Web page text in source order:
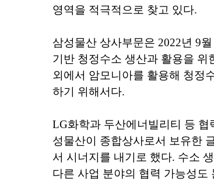
영역을 적극적으로 찾고 있다.
삼성물산 상사부문은 2022년 9
기반 청정수소 생산과 활용을 위
외에서 암모니아를 활용해 청정
하기 위해서다.
LG화학과 두산에너빌리티 등
성물산이 종합상사로서 보유한
서 시너지를 내기로 했다. 수소
다른 사업 분야의 협력 가능성도